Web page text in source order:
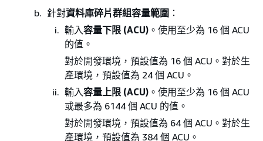
針對資料庫碎片群組容量範圍 ：
輸入容量下限 (ACU) 。使用至少為 16 個 ACU
的值。
對於開發環境，預設值為 16 個 ACU。對於生
產環境，預設值為 24 個 ACU。
輸入容量上限 (ACU) 。使用至少為 16 個 ACU
或最多為 6144 個 ACU 的值。
對於開發環境，預設值為 64 個 ACU。對於生
產環境，預設值為 384 個 ACU。